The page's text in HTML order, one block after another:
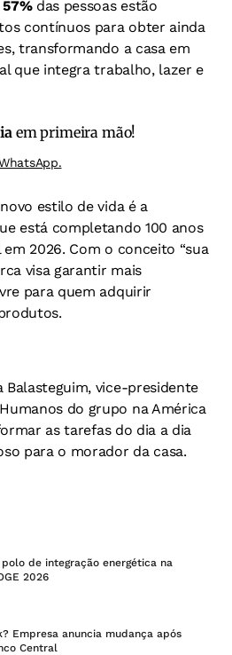
57%das pessoas estão
contínuos para obter ainda
transformando a casa em
que integra trabalho, lazer e
em primeira mão!
estilo de vida é a
está completando 100 anos
2026. Com o conceito “sua
visa garantir mais
para quem adquirir
Balasteguim, vice-presidente
do grupo na América
as tarefas do dia a dia
para o morador da casa.
de integração energética na
2026
Empresa anuncia mudança após
Central